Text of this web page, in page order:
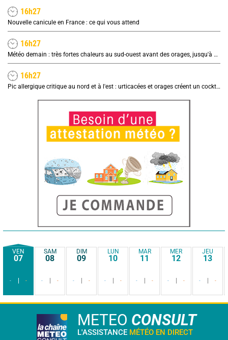
16h27
Nouvelle canicule en France : ce qui vous attend
16h27
Météo demain : très fortes chaleurs au sud-ouest avant des orages, jusqu'à 39°C
16h27
Pic allergique critique au nord et à l'est : urticacées et orages créent un cocktail explosif
VEN
07
- -
SAM
08
- -
DIM
09
- -
LUN
10
- -
MAR
11
- -
MER
12
- -
JEU
13
- -
METEO CONSULT
L'ASSISTANCE MÉTÉO EN DIRECT